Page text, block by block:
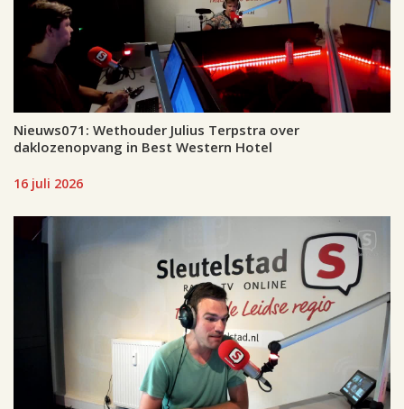
Nieuws071: Wethouder Julius Terpstra over
daklozenopvang in Best Western Hotel
16 juli 2026